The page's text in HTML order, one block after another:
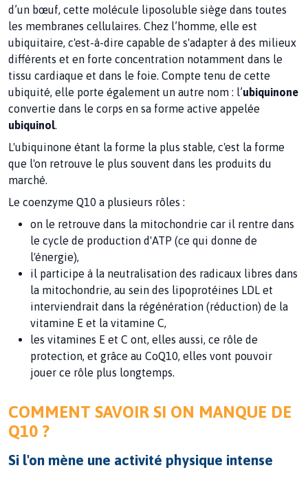
d’un bœuf, cette molécule liposoluble siège dans toutes
les membranes cellulaires. Chez l’homme, elle est
ubiquitaire, c'est-à-dire capable de s'adapter à des milieux
différents et en forte concentration notamment dans le
tissu cardiaque et dans le foie. Compte tenu de cette
ubiquité, elle porte également un autre nom : l’ubiquinone
convertie dans le corps en sa forme active appelée
ubiquinol.
L'ubiquinone étant la forme la plus stable, c'est la forme
que l'on retrouve le plus souvent dans les produits du
marché.
Le coenzyme Q10 a plusieurs rôles :
on le retrouve dans la mitochondrie car il rentre dans
le cycle de production d'ATP (ce qui donne de
l'énergie),
il participe à la neutralisation des radicaux libres dans
la mitochondrie, au sein des lipoprotéines LDL et
interviendrait dans la régénération (réduction) de la
vitamine E et la vitamine C,
les vitamines E et C ont, elles aussi, ce rôle de
protection, et grâce au CoQ10, elles vont pouvoir
jouer ce rôle plus longtemps.
COMMENT SAVOIR SI ON MANQUE DE
Q10 ?
Si l'on mène une activité physique intense